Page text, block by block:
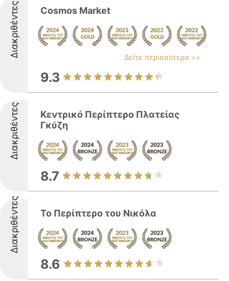
Διακριθέντες Cosmos Market
Δείτε περισσότερα >>
9.3
Διακριθέντες
Κεντρικό Περίπτερο Πλατείας
Γκύζη
8.7
Διακριθέντες Το Περίπτερο του Νικόλα
8.6